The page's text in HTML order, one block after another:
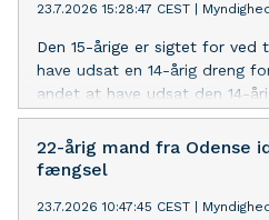
23.7.2026 15:28:47 CEST
Den 15-årige er sigtet for ved
have udsat en 14-årig dreng
andet at have udsat den 14-
havde i starten af denne
– afgivet forklaring for Retten
sigtede var tiltalt for blandt
idømt 8 måneders delvis
22-årig mand fra Odense
fængsel
23.7.2026 10:47:45 CEST